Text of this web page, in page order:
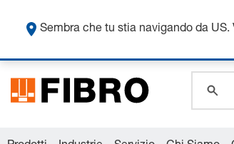
Sembra che tu stia navigando da